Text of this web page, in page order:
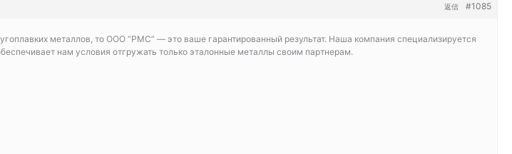
#1085
返信
металлов, то ООО “РМС” — это ваше гарантированный результат. Наша компания специализируется
нам условия отгружать только эталонные металлы своим партнерам.